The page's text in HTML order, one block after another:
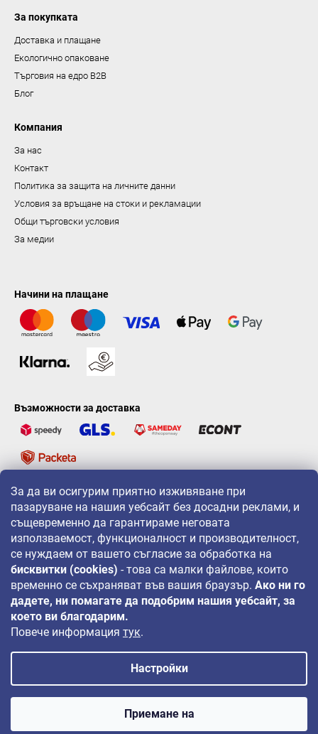
За да ви осигурим приятно изживяване при
пазаруване на нашия уебсайт без досадни реклами, и
същевременно да гарантираме неговата
използваемост, функционалност и производителност,
се нуждаем от вашето съгласие за обработка на
бисквитки (cookies) - това са малки файлове, които
временно се съхраняват във вашия браузър. Ако ни го
дадете, ни помагате да подобрим нашия уебсайт, за
което ви благодарим.
Повече информация тук.
Настройки
Приемане на
За покупката
Доставка и плащане
Екологично опаковане
Търговия на едро B2B
Блог
Компания
За нас
Контакт
Политика за защита на личните данни
Условия за връщане на стоки и рекламации
Общи търговски условия
За медии
Начини на плащане
Възможности за доставка
LAVONIO по света
За промоции, игри и отстъпки ни следвайте на:
Авторско право 2026 LAVONIO.bg. Всички права запазени.